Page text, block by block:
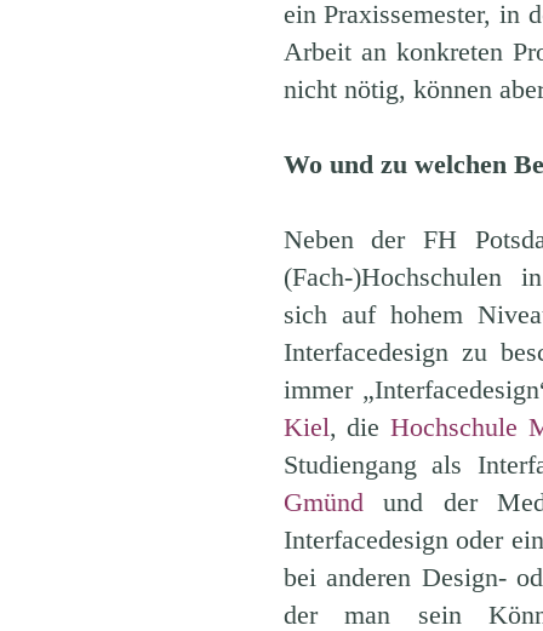
ein Praxissemester, in
Arbeit an konkreten
nicht nötig, können
Wo und zu welchen
Neben der FH
(Fach-)Hochschulen
sich auf hohem
Interfacedesign zu
immer
Kiel, dieHochschule
Studiengang als
Gmündund der
Interfacedesign oder
bei anderen Design-
der man sein